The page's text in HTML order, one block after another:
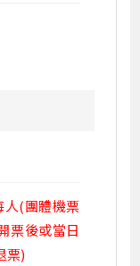
人(團體機票
票後或當日
票)